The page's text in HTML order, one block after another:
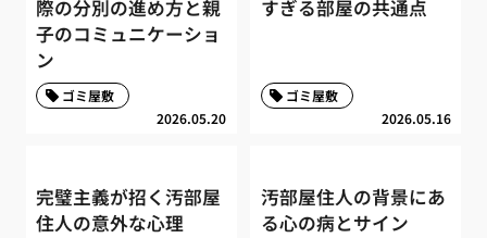
際の分別の進め方と親
子のコミュニケーショ
ン
2026.05.20
ゴミ屋敷
すぎる部屋の共通点
2026.05.16
ゴミ屋敷
完璧主義が招く汚部屋
住人の意外な心理
汚部屋住人の背景にあ
る心の病とサイン